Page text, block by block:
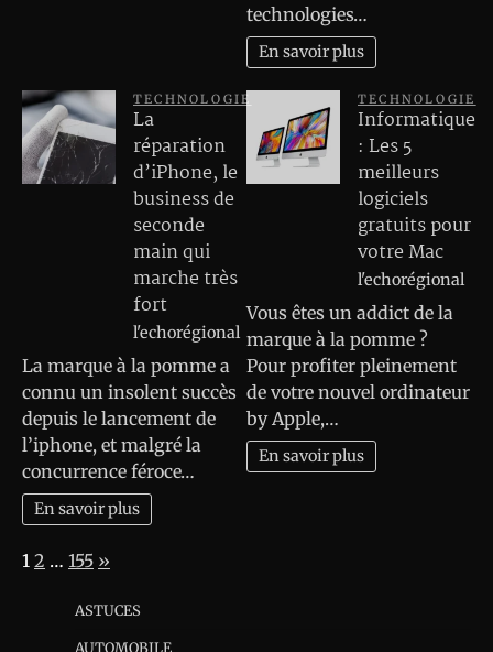
technologies…
En savoir plus
TECHNOLOGIE
La
réparation
d’iPhone, le
business de
seconde
main qui
marche très
fort
l'echorégional
La marque à la pomme a
connu un insolent succès
depuis le lancement de
l’iphone, et malgré la
concurrence féroce…
En savoir plus
TECHNOLOGIE
Informatique
: Les 5
meilleurs
logiciels
gratuits pour
votre Mac
l'echorégional
Vous êtes un addict de la
marque à la pomme ?
Pour profiter pleinement
de votre nouvel ordinateur
by Apple,…
En savoir plus
Page:
1 2 … 155 Next
»
ASTUCES
AUTOMOBILE